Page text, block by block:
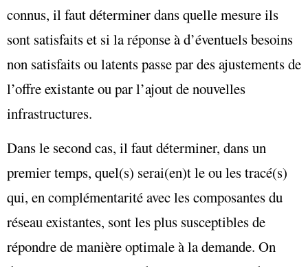
connus, il faut déterminer dans quelle mesure ils
sont satisfaits et si la réponse à d’éventuels besoins
non satisfaits ou latents passe par des ajustements de
l’offre existante ou par l’ajout de nouvelles
infrastructures.
Dans le second cas, il faut déterminer, dans un
premier temps, quel(s) serai(en)t le ou les tracé(s)
qui, en complémentarité avec les composantes du
réseau existantes, sont les plus susceptibles de
répondre de manière optimale à la demande. On